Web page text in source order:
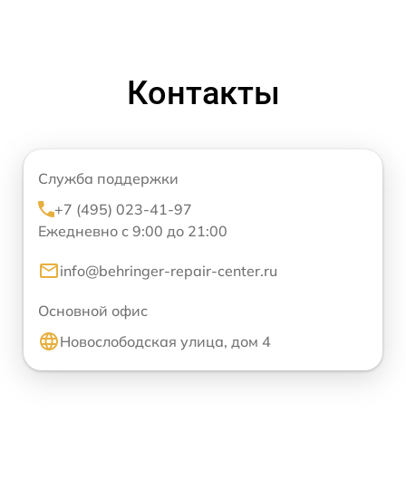
Контакты
Служба поддержки
+7 (495) 023-41-97
Ежедневно с 9:00 до 21:00
info@behringer-repair-center.ru
Основной офис
Новослободская улица, дом 4